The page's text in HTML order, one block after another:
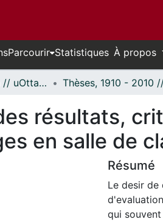
Parcourir Statistiques À propos
Thèses uOttawa // uOttawa Theses
résultats,
en salle de
Résumé
Le desir
qui